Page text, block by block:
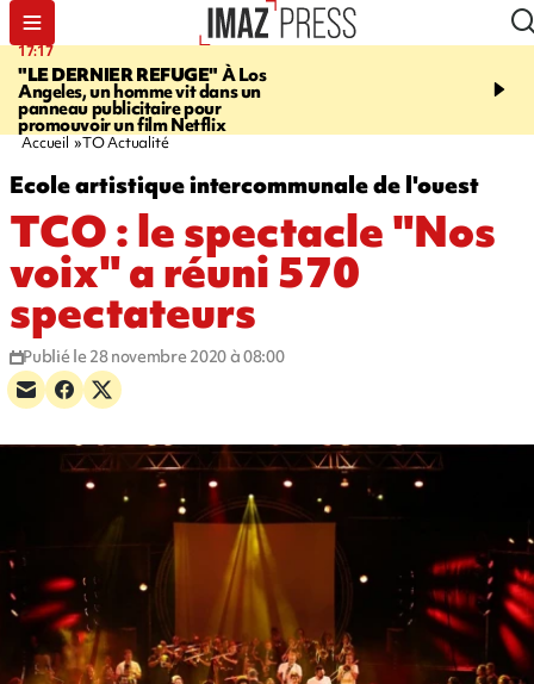
17:17
"LE DERNIER REFUGE" À Los
Angeles, un homme vit dans un
panneau publicitaire pour
promouvoir un film Netflix
06:50
rappeur condamné,
Accueil TO Actualité
Ecole artistique intercommunale de l'ouest
TCO : le spectacle "Nos
voix" a réuni 570
spectateurs
Publié le 28 novembre 2020 à 08:00